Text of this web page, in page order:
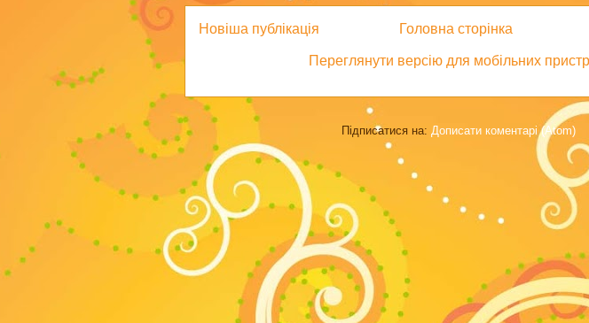
Новіша публікація Головна сторінка
Переглянути версію для мобільних
Підписатися на: Дописати коментарі (Atom)